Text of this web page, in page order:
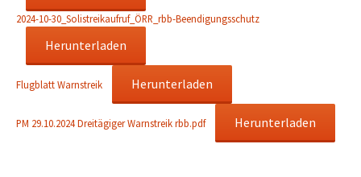
2024-10-30_Solistreikaufruf_ÖRR_rbb-Beendigungsschutz
Herunterladen
Flugblatt Warnstreik Herunterladen
PM 29.10.2024 Dreitägiger Warnstreik rbb.pdf Herunterladen